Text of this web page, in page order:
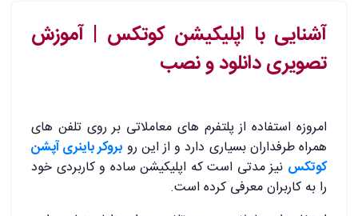
آشنایی با اپلیکیشن کوتکس | آموزش
تصویری دانلود و نصب
امروزه استفاده از پلتفرم های معاملاتی بر روی تلفن های
همراه طرفداران بسیاری دارد و از این رو بروکر باینری آپشن
کوتکس نیز مدتی است که اپلیکیشن ساده و کاربردی خود
را به کاربران معرفی کرده است.